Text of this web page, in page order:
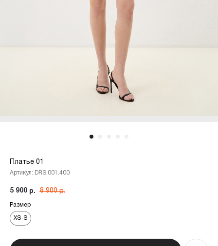
Платье 01
Артикул: DRS.001.400
5 900 р. 8 900 р.
Размер
XS-S